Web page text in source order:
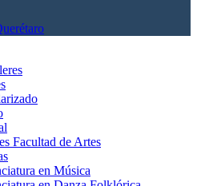
Facultad de Artes
en Música